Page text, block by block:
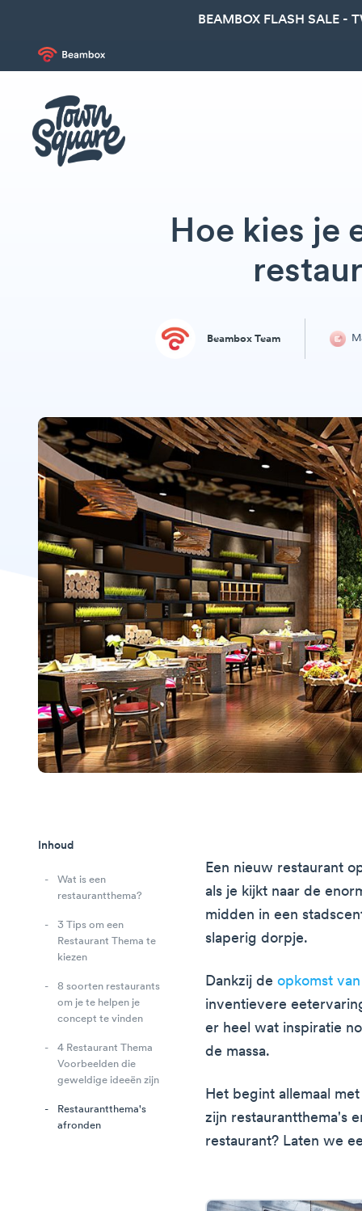
BEAMBOX FLASH SALE -
Hoe kies je
Beambox Team
Inhoud
Wat is een
restaurantthema?
3 Tips om een
Restaurant Thema te
kiezen
8 soorten restaurants
om je te helpen je
concept te vinden
4 Restaurant Thema
Voorbeelden die
geweldige ideeën zijn
Restaurantthema's
afronden
Een nieuw restaurant
als je kijkt naar de
midden in een
slaperig dorpje.
Dankzij deopkomst
inventievere
er heel wat inspiratie
de massa.
Het begint allemaal
zijn restaurantthema's
restaurant? Laten we